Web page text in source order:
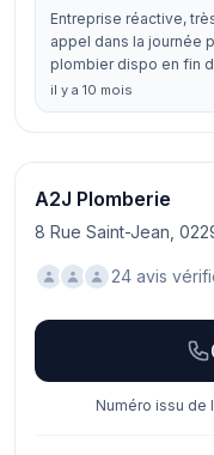
Entreprise réactive,
appel dans la journée
plombier dispo en fin
il y a 10 mois
A2J Plomberie
8 Rue Saint-Jean,
24 avis
Numéro issu de